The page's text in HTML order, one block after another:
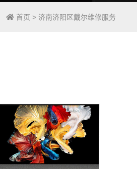
首页 > 济南济阳区戴尔维修服务